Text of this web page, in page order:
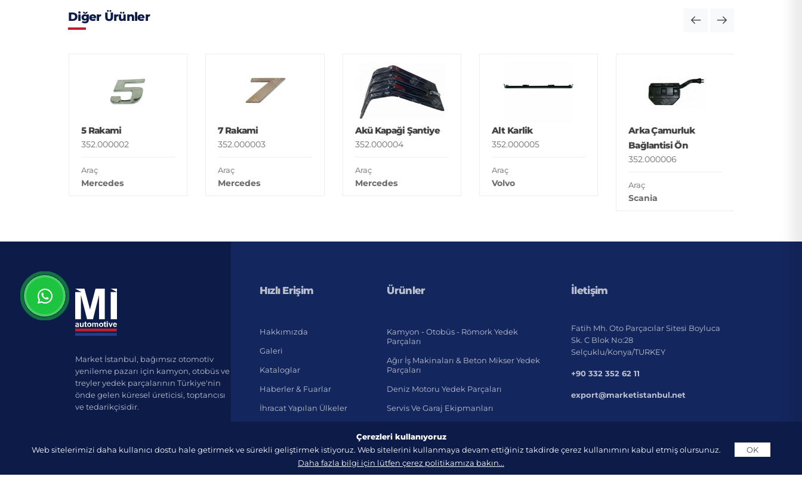
Diğer Ürünler
5 Rakami
352.000002
Araç
Mercedes
7 Rakami
352.000003
Araç
Mercedes
Akü Kapaği Şantiye
352.000004
Araç
Mercedes
Alt Karlik
352.000005
Araç
Volvo
Arka Çamurluk
Bağlantisi Ön
352.000006
Araç
Scania
Market İstanbul, bağımsız otomotiv
yenileme pazarı için kamyon, otobüs ve
treyler yedek parçalarının Türkiye'nin
önde gelen küresel üreticisi, toptancısı
ve tedarikçisidir.
Hızlı Erişim
Hakkımızda
Galeri
Kataloglar
Haberler & Fuarlar
İhracat Yapılan Ülkeler
Ürünler
Kamyon - Otobüs - Römork Yedek
Parçaları
Ağır İş Makinaları & Beton Mikser Yedek
Parçaları
Deniz Motoru Yedek Parçaları
Servis Ve Garaj Ekipmanları
İletişim
Fatih Mh. Oto Parçacılar Sitesi Boyluca
Sk. C Blok No:28
Selçuklu/Konya/TURKEY
+90 332 352 62 11
export@marketistanbul.net
Çerezleri kullanıyoruz
Web sitelerimizi daha kullanıcı dostu hale getirmek ve sürekli geliştirmek istiyoruz. Web sitelerini kullanmaya devam ettiğiniz takdirde çerez kullanımını kabul etmiş olursunuz.
OK
Daha fazla bilgi için lütfen çerez politikamıza bakın...